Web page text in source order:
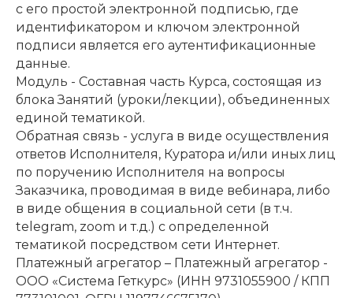
с его простой электронной подписью, где
идентификатором и ключом электронной
подписи является его аутентификационные
данные.
Модуль - Составная часть Курса, состоящая из
блока Занятий (уроки/лекции), объединенных
единой тематикой.
Обратная связь - услуга в виде осуществления
ответов Исполнителя, Куратора и/или иных лиц
по поручению Исполнителя на вопросы
Заказчика, проводимая в виде вебинара, либо
в виде общения в социальной сети (в т.ч.
telegram, zoom и т.д.) с определенной
тематикой посредством сети Интернет.
Платежный агрегатор – Платежный агрегатор -
ООО «Система Геткурс» (ИНН 9731055900 / КПП